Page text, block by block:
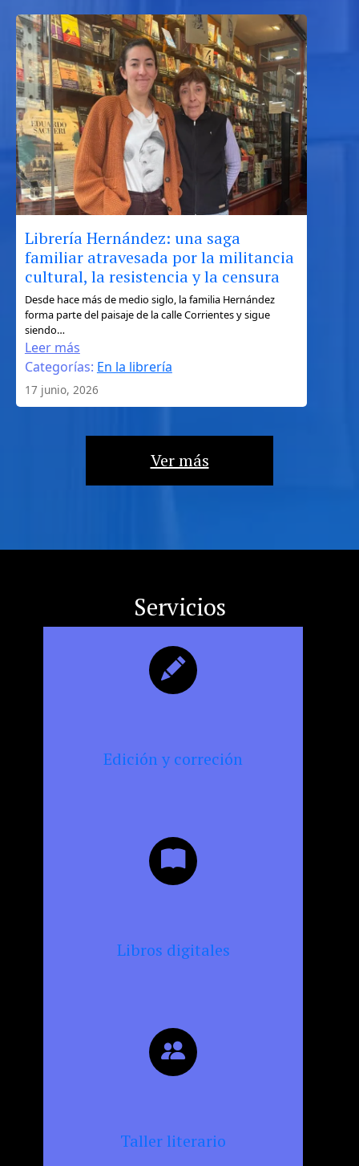
la
Odisea?
El
viaje
de
Ulises
entre
la
geografía,
el
mito
y
el
turismo
literario
Librería Hernández: una saga
familiar atravesada por la militancia
cultural, la resistencia y la censura
Desde hace más de medio siglo, la familia Hernández
forma parte del paisaje de la calle Corrientes y sigue
siendo…
Leer más
:
Librería
Hernández:
una
familiar
y
Categorías: En la librería
17 junio, 2026
Ver más
Servicios
Edición y correción
Libros digitales
Taller literario